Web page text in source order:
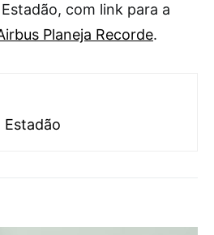
com link para a
Planeja Recorde.
Estadão